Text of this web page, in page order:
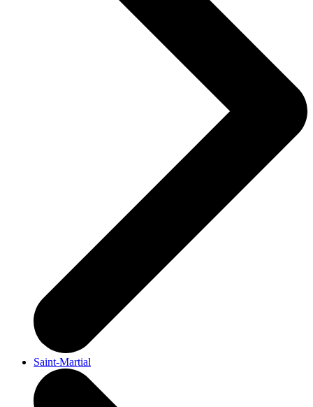
Saint-Martial